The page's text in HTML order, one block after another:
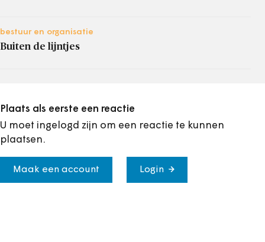
bestuur en organisatie
Buiten de lijntjes
Plaats als eerste een reactie
U moet ingelogd zijn om een reactie te kunnen
plaatsen.
Maak een account Login